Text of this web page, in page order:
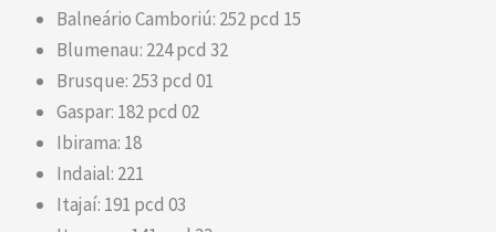
Balneário Camboriú: 252 pcd 15
Blumenau: 224 pcd 32
Brusque: 253 pcd 01
Gaspar: 182 pcd 02
Ibirama: 18
Indaial: 221
Itajaí: 191 pcd 03